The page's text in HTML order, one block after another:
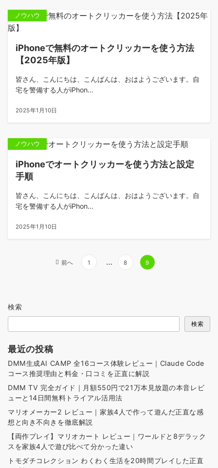
ノウハウ
iPhoneで無料のオートクリッカーを使う方法
【2025年版】
皆さん、こんにちは、こんばんは、おはようございます。自
宅を警備する人がiPhon...
2025年1月10日
ノウハウ
iPhoneでオートクリッカーを使う方法と設定
手順
皆さん、こんにちは、こんばんは、おはようございます。自
宅を警備する人がiPhon...
2025年1月10日
ー
送
り
前へ 1 … 8 9
検索
検索
最近の投稿
DMM生成AI CAMP 全16コース体験レビュー｜Claude Code
コース推奨理由と料金・口コミを正直に解説
DMM TV 完全ガイド｜月額550円で21万本見放題の本音レビ
ューと14日間無料トライアル活用法
マリオメーカー2 レビュー｜家族4人で作って遊んだ正直な感
想と向き不向きを徹底解説
【両作プレイ】マリオカート レビュー｜ワールドと8デラック
スを家族4人で遊び比べて分かった違い
トモダチコレクション わくわく生活を20時間プレイした正直